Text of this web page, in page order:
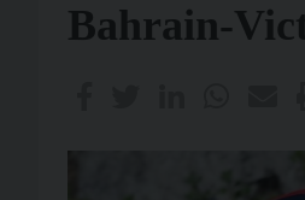
Bahrain-